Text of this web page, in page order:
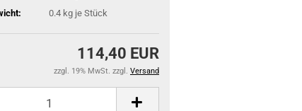
0.4kg je Stück
114,40 EUR
zzgl. 19% MwSt. zzgl. Versand